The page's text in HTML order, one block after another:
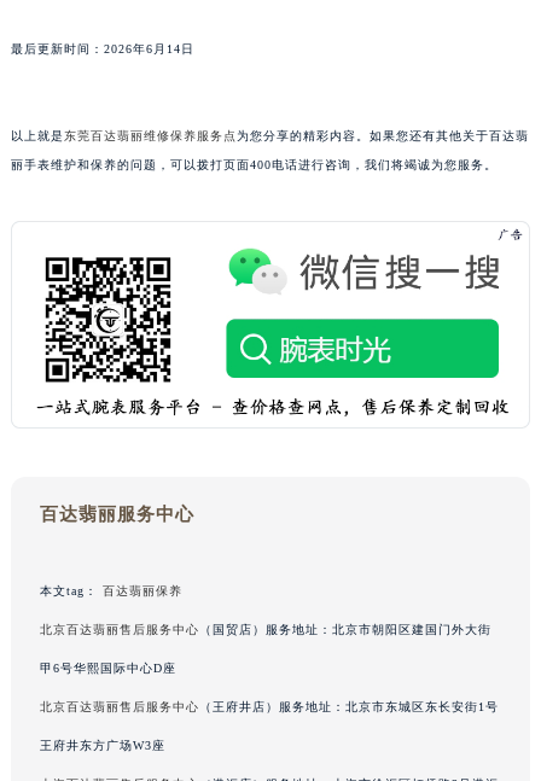
最后更新时间：2026年6月14日
以上就是东莞百达翡丽维修保养服务点 为您分享的精彩内容。如果您还有其他关于百达翡
丽手表维护和保养的问题，可以拨打页面400电话进行咨询，我们将竭诚为您服务。
百达翡丽服务中心
本文tag： 百达翡丽保养
北京百达翡丽售后服务中心 （国贸店）服务地址：北京市朝阳区建国门外大街
甲6号华熙国际中心D座
北京百达翡丽售后服务中心 （王府井店）服务地址：北京市东城区东长安街1号
王府井东方广场W3座